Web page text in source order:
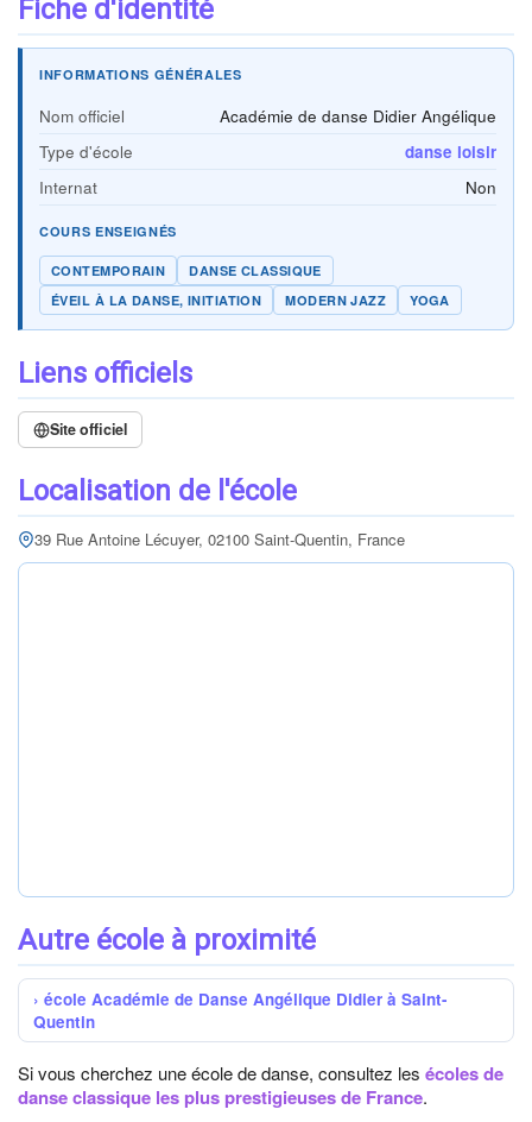
Fiche d'identité
INFORMATIONS GÉNÉRALES
Nom officiel
Académie de danse Didier Angélique
Type d'école
danse loisir
Internat
Non
COURS ENSEIGNÉS
CONTEMPORAIN
DANSE CLASSIQUE
ÉVEIL À LA DANSE, INITIATION
MODERN JAZZ YOGA
Liens officiels
Site officiel
Localisation de l'école
39 Rue Antoine Lécuyer, 02100 Saint-Quentin, France
Autre école à proximité
école Académie de Danse Angélique Didier à Saint-
Quentin
Si vous cherchez une école de danse, consultez les écoles de
danse classique les plus prestigieuses de France.